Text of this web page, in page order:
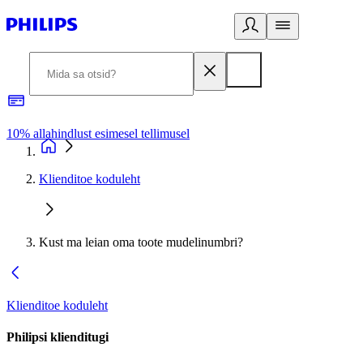
10% allahindlust esimesel tellimusel
Klienditoe koduleht
Kust ma leian oma toote mudelinumbri?
Klienditoe koduleht
Philipsi klienditugi